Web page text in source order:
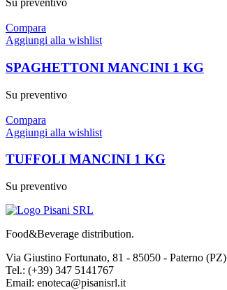
Su preventivo
Compara
Aggiungi alla wishlist
SPAGHETTONI MANCINI 1 KG
Su preventivo
Compara
Aggiungi alla wishlist
TUFFOLI MANCINI 1 KG
Su preventivo
Food&Beverage distribution.
Via Giustino Fortunato, 81 - 85050 - Paterno (PZ)
Tel.: (+39) 347 5141767
Email: enoteca@pisanisrl.it